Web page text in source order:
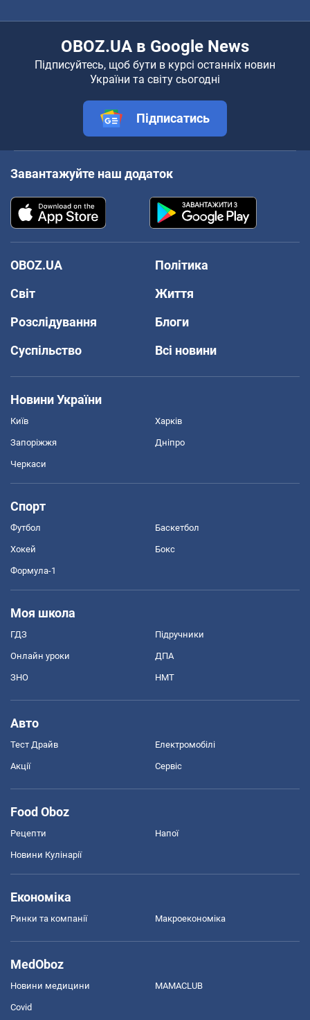
OBOZ.UA в Google News
Підписуйтесь, щоб бути в курсі останніх новин
України та світу сьогодні
Підписатись
Завантажуйте наш додаток
OBOZ.UA
Політика
Світ
Життя
Розслідування
Блоги
Суспільство
Всі новини
Новини України
Київ Харків
Запоріжжя Дніпро
Черкаси
Спорт
Футбол Баскетбол
Хокей Бокс
Формула-1
Моя школа
ГДЗ Підручники
Онлайн уроки ДПА
ЗНО НМТ
Авто
Тест Драйв Електромобілі
Акції Сервіс
Food Oboz
Рецепти Напої
Новини Кулінарії
Економіка
Ринки та компанії Макроекономіка
MedOboz
Новини медицини MAMACLUB
Covid